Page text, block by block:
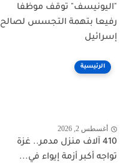
"اليونيسف" توقف موظفا
رفيعا بتهمة التجسس لصالح
إسرائيل
الرئيسية
أغسطس 2, 2026
410 آلاف منزل مدمر.. غزة
تواجه أكبر أزمة إيواء في...